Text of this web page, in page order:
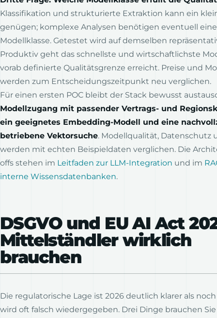
Klassifikation und strukturierte Extraktion kann ein
genügen; komplexe Analysen benötigen eventuell
Modellklasse. Getestet wird auf demselben
Produktiv geht das schnellste und wirtschaftlichste
vorab definierte Qualitätsgrenze erreicht. Preise und
werden zum Entscheidungszeitpunkt neu verglichen.
Für einen ersten POC bleibt der Stack bewusst
Modellzugang mit passender Vertrags- und
ein geeignetes Embedding-Modell und eine
betriebene Vektorsuche. Modellqualität, Datenschutz
werden mit echten Beispieldaten verglichen. Die
offs stehen im Leitfaden zur LLM-Integration und im
interne Wissensdatenbanken.
DSGVO und EU AI Act
Mittelständler wirklich
brauchen
Die regulatorische Lage ist 2026 deutlich klarer als noch
wird oft falsch wiedergegeben. Drei Dinge brauchen